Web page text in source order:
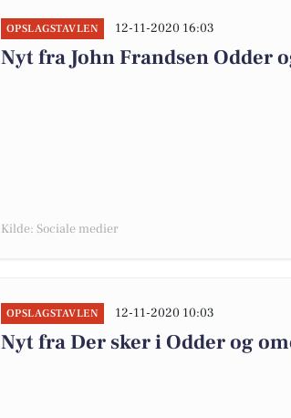
OPSLAGSTAVLEN 12-11-2020 16:03
Nyt fra John Frandsen Odder
Kilde: Sociale medier
OPSLAGSTAVLEN 12-11-2020 10:03
Nyt fra Der sker i Odder og